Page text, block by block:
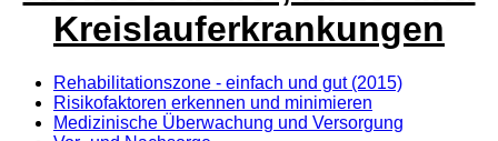
Kreislauferkrankungen
Rehabilitationszone - einfach und gut (2015)
Risikofaktoren erkennen und minimieren
Medizinische Überwachung und Versorgung